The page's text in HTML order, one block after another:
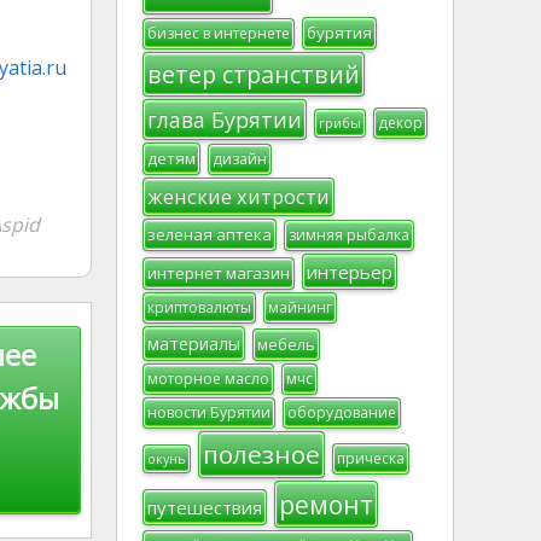
бизнес в интернете бурятия
ветер странствий
глава Бурятии грибы декор
детям дизайн
женские хитрости
зеленая аптека зимняя рыбалка
интернет магазин интерьер
криптовалюты майнинг
материалы мебель
моторное масло
мчс
новости Бурятии
оборудование
окунь полезное прическа
путешествия ремонт